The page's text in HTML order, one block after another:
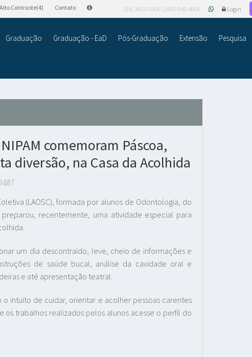
Alto Contraste(4) Contato (34) 3823-0300 | 0800 940 4006 Login
Graduação Graduação - EaD Pós-Graduação Extensão Pesquisa
comemoram Páscoa,
diversão, na Casa da Acolhida
(LAOSC), formada por alunos de Odontologia, do
preparou, recentemente, uma atividade especial para
um dia descontraído, leve, cheio de informações e
de saúde bucal, análise da cavidade oral e
e até apresentação teatral.
o intuito de cuidar, orientar e acolher pessoas carentes
os trabalhos realizados pelos alunos acesse o perfil do